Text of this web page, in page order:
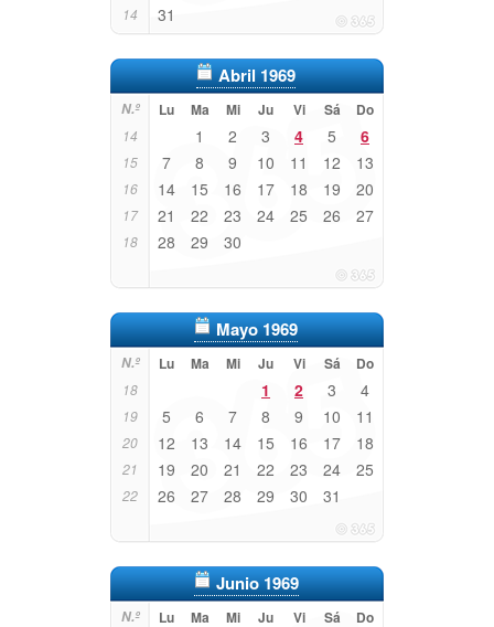
14 31
Abril 1969
N.º Lu Ma Mi Ju Vi Sá Do
14 1 2 3 4 5 6
15 7 8 9 10 11 12 13
16 14 15 16 17 18 19 20
17 21 22 23 24 25 26 27
18 28 29 30
Mayo 1969
N.º Lu Ma Mi Ju Vi Sá Do
18 1 2 3 4
19 5 6 7 8 9 10 11
20 12 13 14 15 16 17 18
21 19 20 21 22 23 24 25
22 26 27 28 29 30 31
Junio 1969
N.º Lu Ma Mi Ju Vi Sá Do